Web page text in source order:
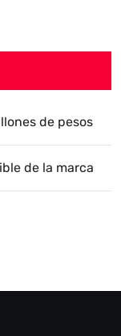
de pesos
de la marca